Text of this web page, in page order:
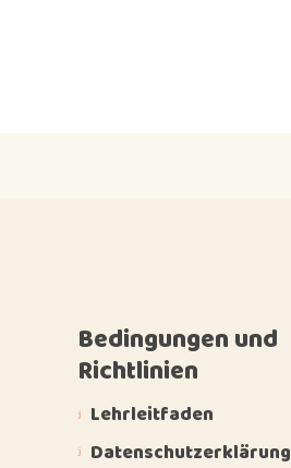
Bedingungen und
Richtlinien
Lehrleitfaden
Datenschutzerklärung